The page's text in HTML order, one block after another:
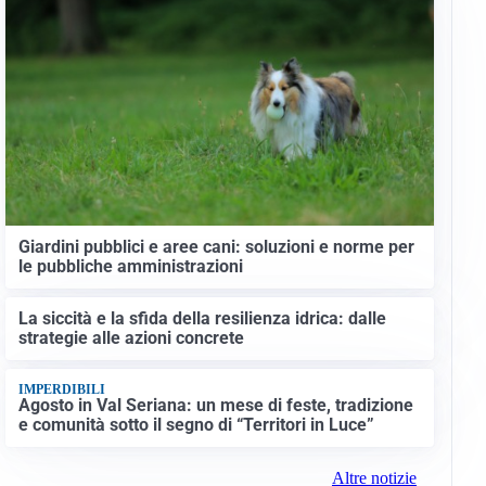
Giardini pubblici e aree cani: soluzioni e norme per
le pubbliche amministrazioni
La siccità e la sfida della resilienza idrica: dalle
strategie alle azioni concrete
IMPERDIBILI
Agosto in Val Seriana: un mese di feste, tradizione
e comunità sotto il segno di “Territori in Luce”
Altre notizie